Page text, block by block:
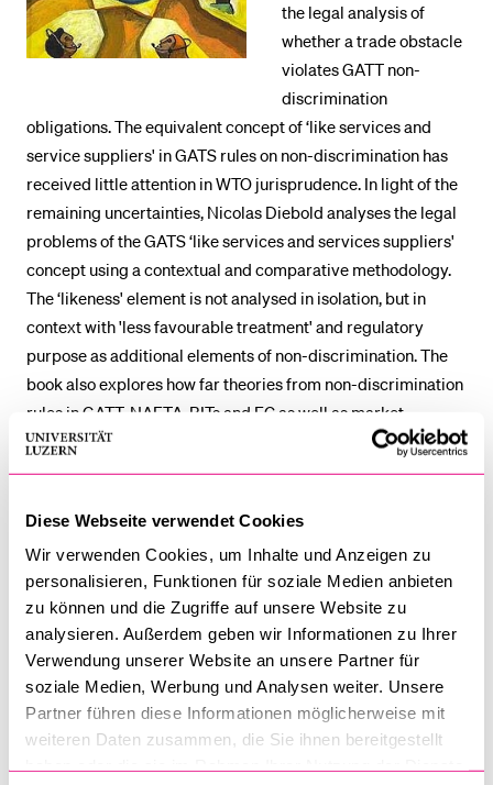
Diese Webseite verwendet Cookies
Wir verwenden Cookies, um Inhalte und Anzeigen zu
personalisieren, Funktionen für soziale Medien anbieten
zu können und die Zugriffe auf unsere Website zu
analysieren. Außerdem geben wir Informationen zu Ihrer
Verwendung unserer Website an unsere Partner für
soziale Medien, Werbung und Analysen weiter. Unsere
Partner führen diese Informationen möglicherweise mit
weiteren Daten zusammen, die Sie ihnen bereitgestellt
the legal analysis of
whether a trade obstacle
violates GATT non-
discrimination
obligations. The equivalent concept of ‘like services and
service suppliers' in GATS rules on non-discrimination has
received little attention in WTO jurisprudence. In light of the
remaining uncertainties, Nicolas Diebold analyses the legal
problems of the GATS ‘like services and services suppliers'
concept using a contextual and comparative methodology.
The ‘likeness' element is not analysed in isolation, but in
context with 'less favourable treatment' and regulatory
purpose as additional elements of non-discrimination. The
book also explores how far theories from non-discrimination
rules in GATT, NAFTA, BITs and EC as well as market
definition theories from competition law may be applied to
‘likeness' in GATS.
Addresses important technical difficulties in the most-
favoured-nation and national treatment obligation in
GATS (Articles II and XVII), in particular the relationship
between 'likeness' of services and 'likeness' of suppliers
as well as 'likeness' of services supplied by different
methods and different modes of supply
Menuplan Mensa
Anmeldung und Zulassung